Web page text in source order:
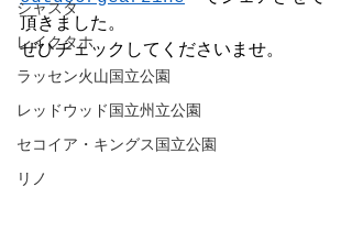
シャスタ
レイクタホ
ラッセン火山国立公園
レッドウッド国立州立公園
セコイア・キングス国立公園
リノ
頂きました。
ぜひチェックしてくださいませ。